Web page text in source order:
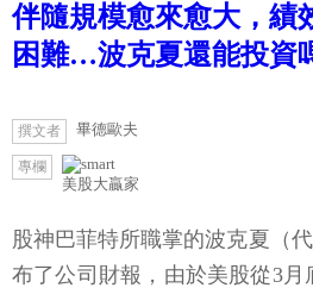
伴隨規模愈來愈大，績
困難…波克夏還能投資
撰文者 畢德歐夫
專欄
美股大贏家
股神巴菲特所職掌的波克夏（
布了公司財報，由於美股從3